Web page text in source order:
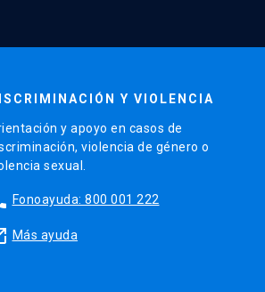
Y VIOLENCIA
y apoyo en casos de
violencia de género o
sexual.
Fonoayuda: 800 001 222
Más ayuda